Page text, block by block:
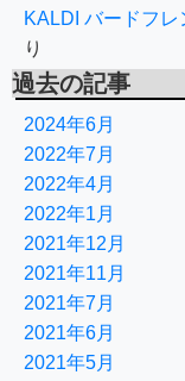
KALDI バードフ
り
過去の記事
2024年6月
2022年7月
2022年4月
2022年1月
2021年12月
2021年11月
2021年7月
2021年6月
2021年5月